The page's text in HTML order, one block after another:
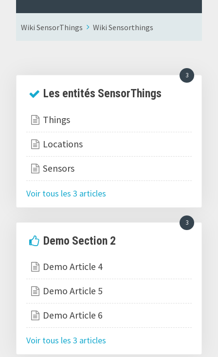
Wiki SensorThings Wiki Sensorthings
Les entités SensorThings
3
Things
Locations
Sensors
Voir tous les 3 articles
Demo Section 2
3
Demo Article 4
Demo Article 5
Demo Article 6
Voir tous les 3 articles